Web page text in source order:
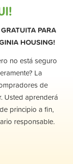
PARA
HOUSING!
no está seguro
La
de
Usted aprenderá
principio a fin,
responsable.